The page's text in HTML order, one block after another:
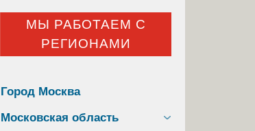
МЫ РАБОТАЕМ С
РЕГИОНАМИ
Город Москва
Московская область